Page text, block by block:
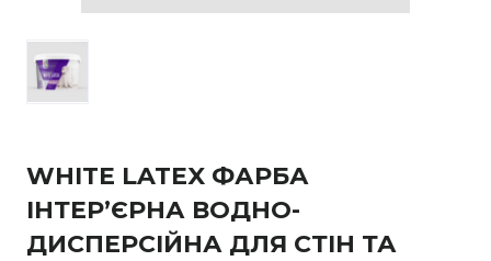
WHITE LATEX ФАРБА
ІНТЕР’ЄРНА ВОДНО-
ДИСПЕРСІЙНА ДЛЯ СТІН ТА